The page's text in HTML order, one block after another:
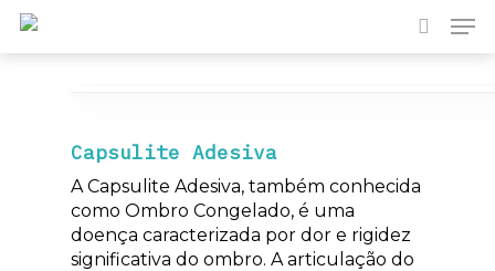
Capsulite Adesiva
A Capsulite Adesiva, também conhecida
como Ombro Congelado, é uma
doença caracterizada por dor e rigidez
significativa do ombro. A articulação do